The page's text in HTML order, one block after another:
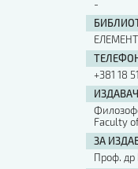
-
+381 18
ИЗДАВАЧ
Faculty
ЗА
Проф. др